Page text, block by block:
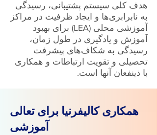
هدف کلی سیستم پشتیبانی، رسیدگی
به نابرابری‌ها و ایجاد ظرفیت در مراکز
آموزشی محلی (LEA) برای بهبود
آموزش و یادگیری در طول زمان،
رسیدگی به شکاف‌های پیشرفت
تحصیلی و تقویت ارتباطات و همکاری
با ذینفعان آنها است.
همکاری کالیفرنیا برای تعالی
آموزشی